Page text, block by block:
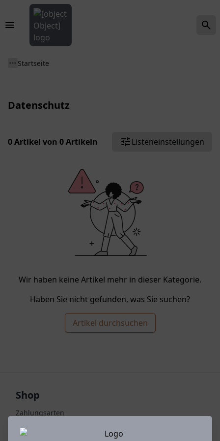
Startseite
Datenschutz
0 Artikel von 0 Artikeln Listeneinstellungen
Wir haben keine Artikel mehr in dieser Kategorie.
Haben Sie nicht gefunden, was Sie suchen?
Artikel durchsuchen
Shop
Zahlungsarten
Versandarten & -kosten